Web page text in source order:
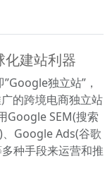
化建站利器
独立站”，
的跨境电商独立站
Google SEM(搜索
Google Ads(谷歌
种手段来运营和推